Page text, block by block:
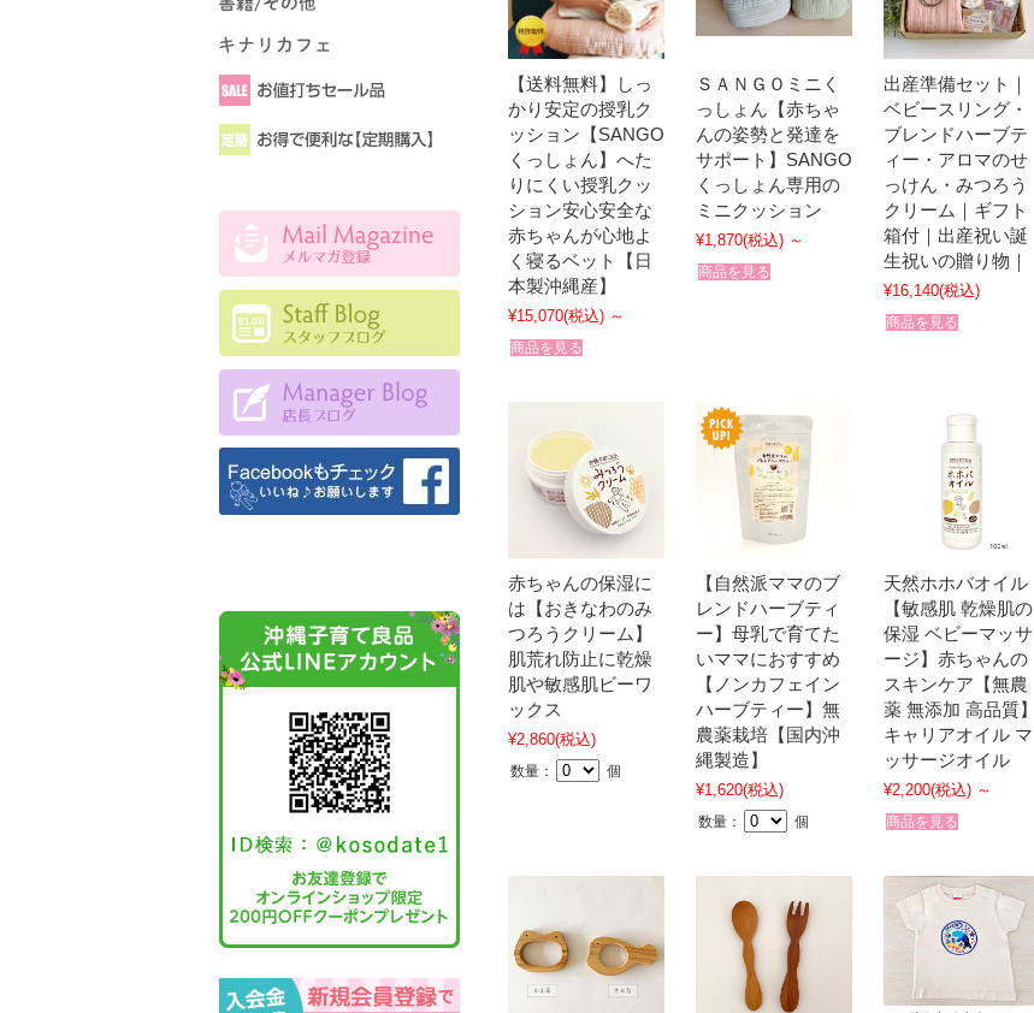
【送料無料】しっ
かり安定の授乳ク
ッション【SANGO
くっしょん】へた
りにくい授乳クッ
ション安心安全な
赤ちゃんが心地よ
く寝るベット【日
本製沖縄産】
¥15,070(税込) ～
商品を見る
ＳＡＮＧＯミニく
っしょん【赤ちゃ
んの姿勢と発達を
サポート】SANGO
くっしょん専用の
ミニクッション
¥1,870(税込) ～
商品を見る
出産準備セット｜
ベビースリング・
ブレンドハーブテ
ィー・アロマのせ
っけん・みつろう
クリーム｜ギフト
箱付｜出産祝い誕
生祝いの贈り物｜
¥16,140(税込)
商品を見る
赤ちゃんの保湿に
は【おきなわのみ
つろうクリーム】
肌荒れ防止に乾燥
肌や敏感肌ビーワ
ックス
¥2,860(税込)
数量： 個
【自然派ママのブ
レンドハーブティ
ー】母乳で育てた
いママにおすすめ
【ノンカフェイン
ハーブティー】無
農薬栽培【国内沖
縄製造】
¥1,620(税込)
数量： 個
天然ホホバオイル
【敏感肌 乾燥肌の
保湿 ベビーマッサ
ージ】赤ちゃんの
スキンケア【無農
薬 無添加 高品質】
キャリアオイル マ
ッサージオイル
¥2,200(税込) ～
商品を見る